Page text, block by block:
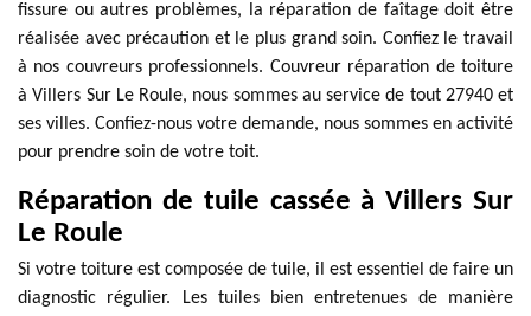
fissure ou autres problèmes, la réparation de faîtage doit être
réalisée avec précaution et le plus grand soin. Confiez le travail
à nos couvreurs professionnels. Couvreur réparation de toiture
à Villers Sur Le Roule, nous sommes au service de tout 27940 et
ses villes. Confiez-nous votre demande, nous sommes en activité
pour prendre soin de votre toit.
Réparation de tuile cassée à Villers Sur
Le Roule
Si votre toiture est composée de tuile, il est essentiel de faire un
diagnostic régulier. Les tuiles bien entretenues de manière